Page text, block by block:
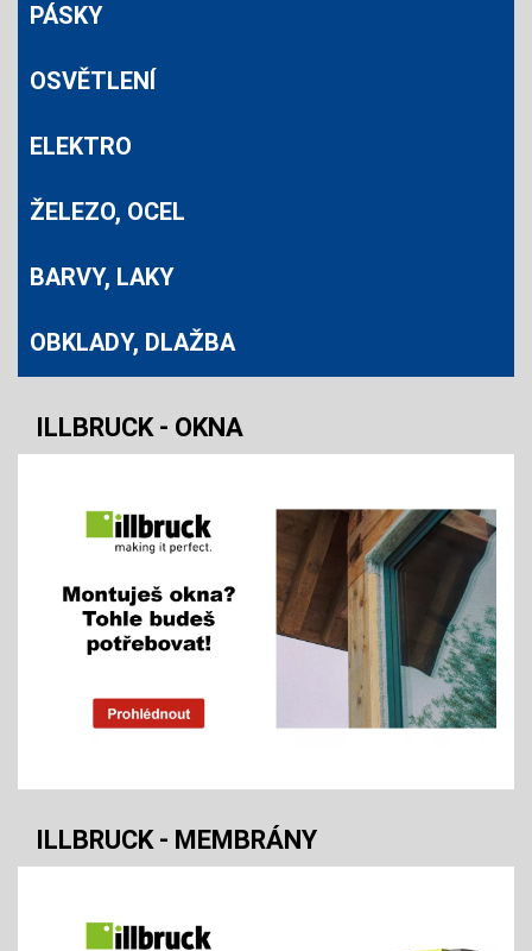
PÁSKY
OSVĚTLENÍ
ELEKTRO
ŽELEZO, OCEL
BARVY, LAKY
OBKLADY, DLAŽBA
ILLBRUCK - OKNA
ILLBRUCK - MEMBRÁNY